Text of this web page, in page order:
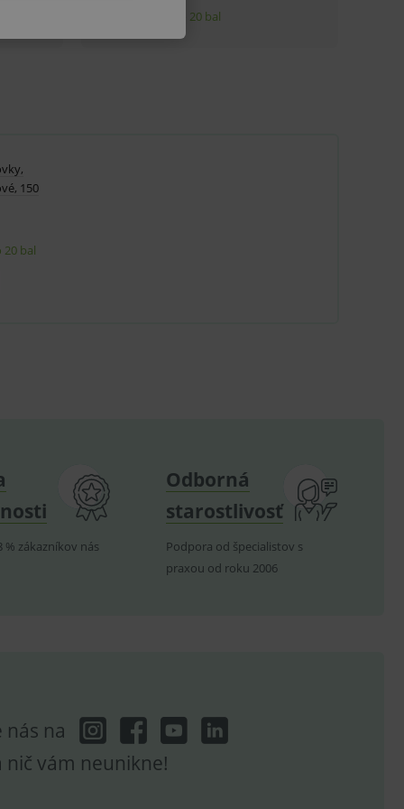
150
20 bal
% zákazníkov nás
Odborná
starostlivosť
Podpora od špecialistov s
praxou od roku 2006
nás na
nič vám neunikne!
relací uživatelů
analytics.
analytics.
cookies a
předvoleb pro
webu používá